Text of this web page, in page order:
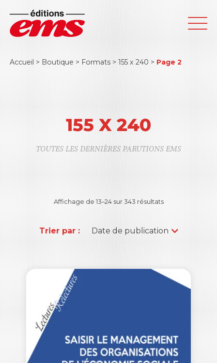
Accueil > Boutique > Formats > 155 x 240 > Page 2
155 X 240
TOUTES LES DERNIÈRES PARUTIONS EMS
Affichage de 13–36 sur 343 résultats
Trier par :